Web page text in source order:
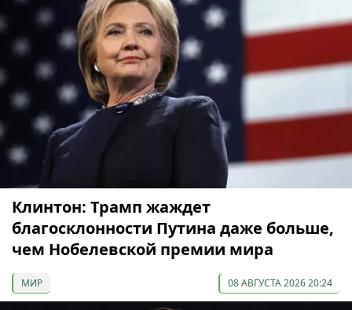
Клинтон: Трамп жаждет
благосклонности Путина даже больше,
чем Нобелевской премии мира
МИР 08 АВГУСТА 2026 20:24